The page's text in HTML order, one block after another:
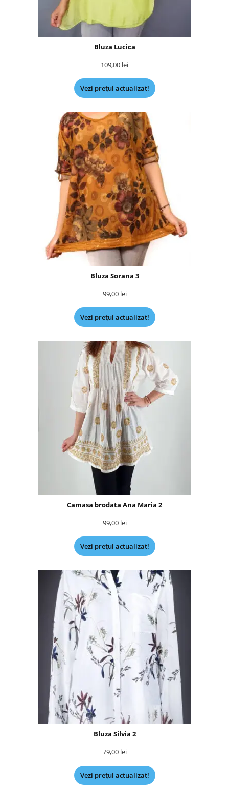
Bluza Lucica
109,00 lei
Vezi prețul actualizat!
Bluza Sorana 3
99,00 lei
Vezi prețul actualizat!
Camasa brodata Ana Maria 2
99,00 lei
Vezi prețul actualizat!
Bluza Silvia 2
79,00 lei
Vezi prețul actualizat!